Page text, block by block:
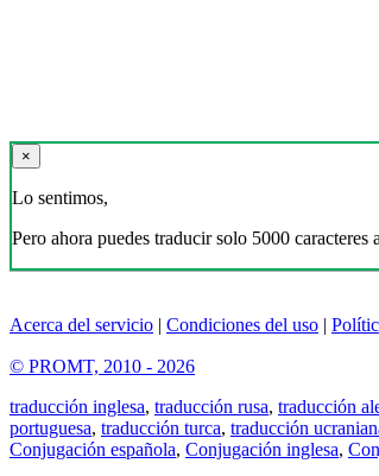
×
Lo sentimos,
Pero ahora puedes traducir solo 5000 caracteres
Acerca del servicio | Condiciones del uso |
© PROMT, 2010 - 2026
traducción inglesa, traducción rusa, traducción
portuguesa, traducción turca, traducción
Conjugación española, Conjugación inglesa,